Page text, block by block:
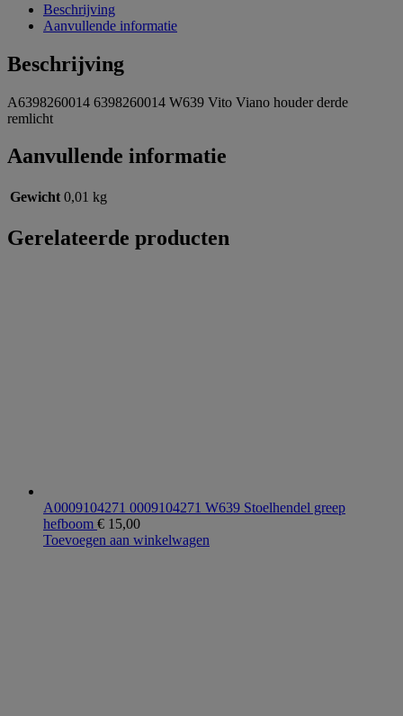
Beschrijving
Aanvullende informatie
Beschrijving
A6398260014 6398260014 W639 Vito Viano houder derde
remlicht
Aanvullende informatie
Gewicht 0,01 kg
Gerelateerde producten
A0009104271 0009104271 W639 Stoelhendel greep
hefboom € 15,00
Toevoegen aan winkelwagen